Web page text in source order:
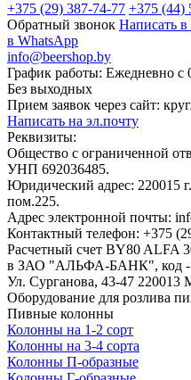
+375 (29) 387-74-77 +375 (44)
Обратный звонок Написать в
в WhatsApp
info@beershop.by
График работы: Ежедневно с
Без выходных
Прием заявок через сайт:
Написать на эл.почту
Реквизиты:
Общество с ограниченной
УНП 692036485​.
Юридический адрес: 220015
пом.225.
Адрес электронной почты:
Контактный телефон: +375
Расчетный счет BY80 ALFA
в ЗАО "АЛЬФА-БАНК", код -
Ул. Сурганова, 43-47 220013
Оборудование для розлива
Пивные колонны
Колонны на 1-2 сорт
Колонны на 3-4 сорта
Колонны П-образные